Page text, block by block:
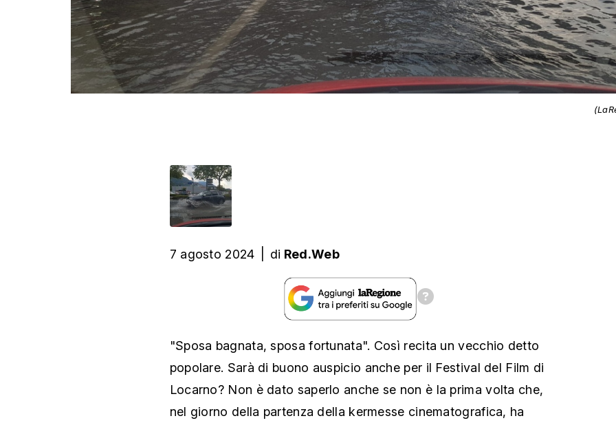
7 agosto 2024 di Red.Web
"Sposa bagnata, sposa fortunata". Così recita un vecchio detto
popolare. Sarà di buono auspicio anche per il Festival del Film di
Locarno? Non è dato saperlo anche se non è la prima volta che,
nel giorno della partenza della kermesse cinematografica, ha